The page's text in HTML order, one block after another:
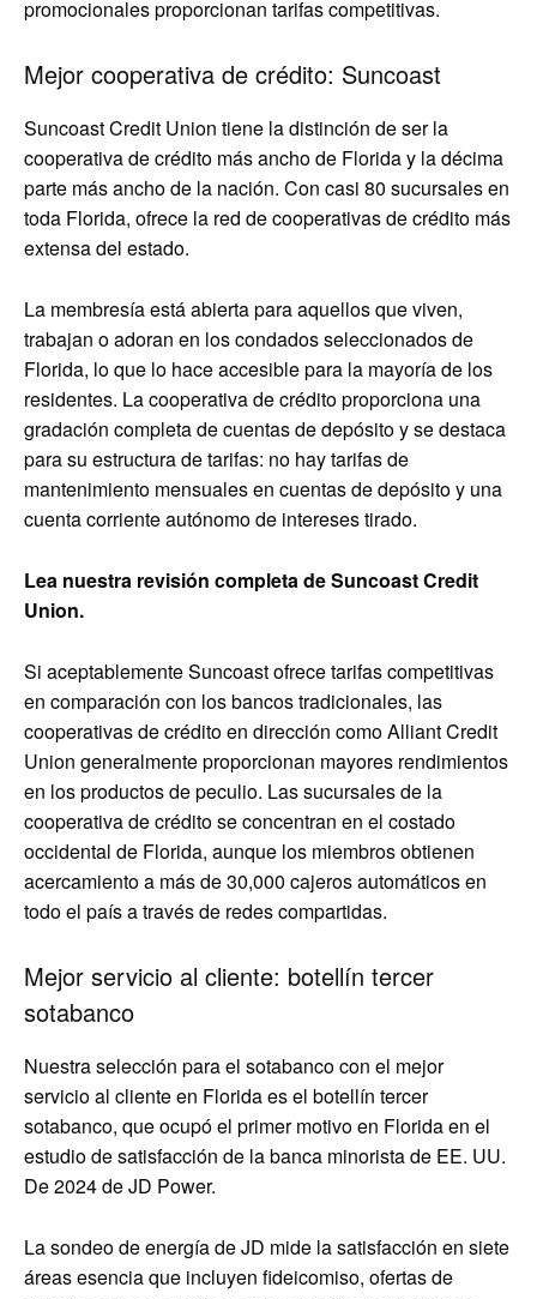
promocionales proporcionan tarifas competitivas.
Mejor cooperativa de crédito: Suncoast
Suncoast Credit Union tiene la distinción de ser la
cooperativa de crédito más ancho de Florida y la décima
parte más ancho de la nación. Con casi 80 sucursales en
toda Florida, ofrece la red de cooperativas de crédito más
extensa del estado.
La membresía está abierta para aquellos que viven,
trabajan o adoran en los condados seleccionados de
Florida, lo que lo hace accesible para la mayoría de los
residentes. La cooperativa de crédito proporciona una
gradación completa de cuentas de depósito y se destaca
para su estructura de tarifas: no hay tarifas de
mantenimiento mensuales en cuentas de depósito y una
cuenta corriente autónomo de intereses tirado.
Lea nuestra revisión completa de Suncoast Credit
Union.
Si aceptablemente Suncoast ofrece tarifas competitivas
en comparación con los bancos tradicionales, las
cooperativas de crédito en dirección como Alliant Credit
Union generalmente proporcionan mayores rendimientos
en los productos de peculio. Las sucursales de la
cooperativa de crédito se concentran en el costado
occidental de Florida, aunque los miembros obtienen
acercamiento a más de 30,000 cajeros automáticos en
todo el país a través de redes compartidas.
Mejor servicio al cliente: botellín tercer
sotabanco
Nuestra selección para el sotabanco con el mejor
servicio al cliente en Florida es el botellín tercer
sotabanco, que ocupó el primer motivo en Florida en el
estudio de satisfacción de la banca minorista de EE. UU.
De 2024 de JD Power.
La sondeo de energía de JD mide la satisfacción en siete
áreas esencia que incluyen fideicomiso, ofertas de